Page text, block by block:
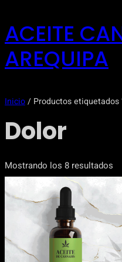
al
contenido
ACEITE
AREQUIPA
Inicio/ Productos etiquetados
Dolor
Mostrando los 8 resultados